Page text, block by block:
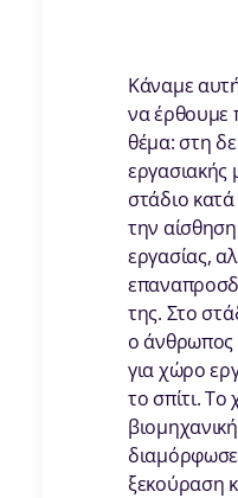
Κάναμε
να έρθουμε
θέμα: στη
εργασιακής
στάδιο
την
εργασίας,
της. Στο
ο άνθρωπος
για χώρο
το σπίτι.
ξεκούραση